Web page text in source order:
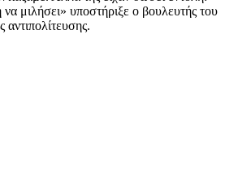
μιλήσει» υποστήριξε ο βουλευτής του
αντιπολίτευσης.